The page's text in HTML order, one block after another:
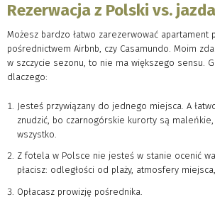
Rezerwacja z Polski vs.
Możesz bardzo łatwo zarezerwować apartament
pośrednictwem Airbnb, czy Casamundo. Moim
w szczycie sezonu, to nie ma większego sensu.
dlaczego:
Jesteś przywiązany do jednego miejsca. A
znudzić, bo czarnogórskie kurorty są
wszystko.
Z fotela w Polsce nie jesteś w stanie ocenić
płacisz: odległości od plaży, atmosfery
Opłacasz prowizję pośrednika.